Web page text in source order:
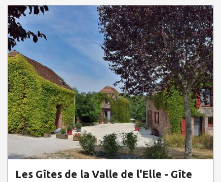
Les Gîtes de la Valle de l'Elle - Gîte